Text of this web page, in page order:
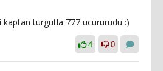
turgutla 777 ucururudu :)
4 0